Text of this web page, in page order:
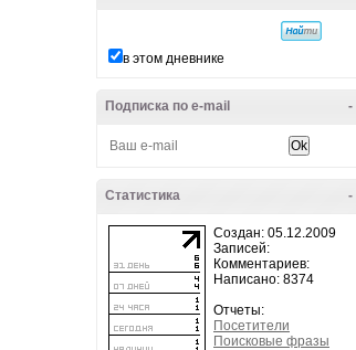
в этом дневнике
-
Подписка по e-mail
-
Статистика
Создан: 05.12.2009
Записей:
Комментариев:
Написано: 8374
Отчеты:
Посетители
Поисковые фразы